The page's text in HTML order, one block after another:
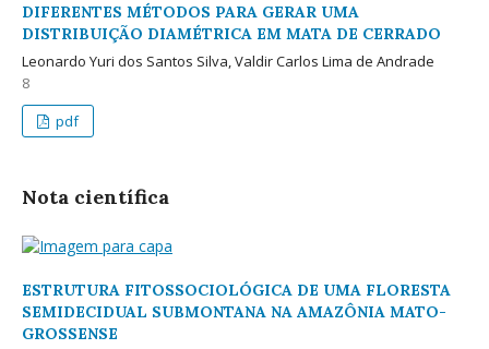
DIFERENTES MÉTODOS PARA GERAR UMA
DISTRIBUIÇÃO DIAMÉTRICA EM MATA DE CERRADO
Leonardo Yuri dos Santos Silva, Valdir Carlos Lima de Andrade
8
pdf
Nota científica
ESTRUTURA FITOSSOCIOLÓGICA DE UMA FLORESTA
SEMIDECIDUAL SUBMONTANA NA AMAZÔNIA MATO-
GROSSENSE